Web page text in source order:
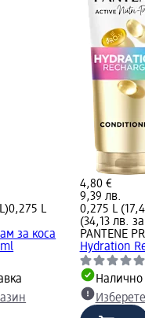
0,275 L
за коса
4,80 €
9,39 лв.
0,275 L
(34,13 лв.
PANTENE
Hydration
Налично